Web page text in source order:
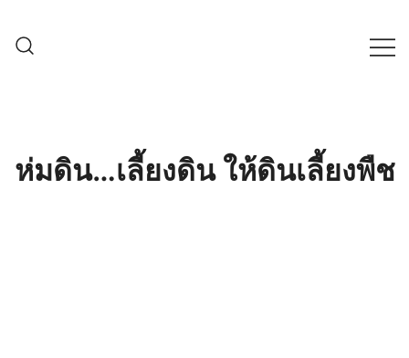
content
พร้อมดูแลพืชอย่างครบวงจร
ห่มดิน…เลี้ยงดิน ให้ดินเลี้ยงพืช